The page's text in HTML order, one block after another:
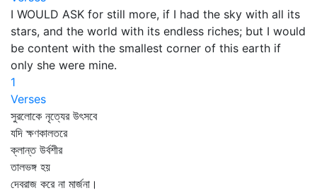
I WOULD ASK for still more, if I had the sky with all its
stars, and the world with its endless riches; but I would
be content with the smallest corner of this earth if
only she were mine.
1
Verses
সুরলোকে নৃত্যের উৎসবে
যদি ক্ষণকালতরে
ক্লান্ত উর্বশীর
তালভঙ্গ হয়
দেবরাজ করে না মার্জনা।